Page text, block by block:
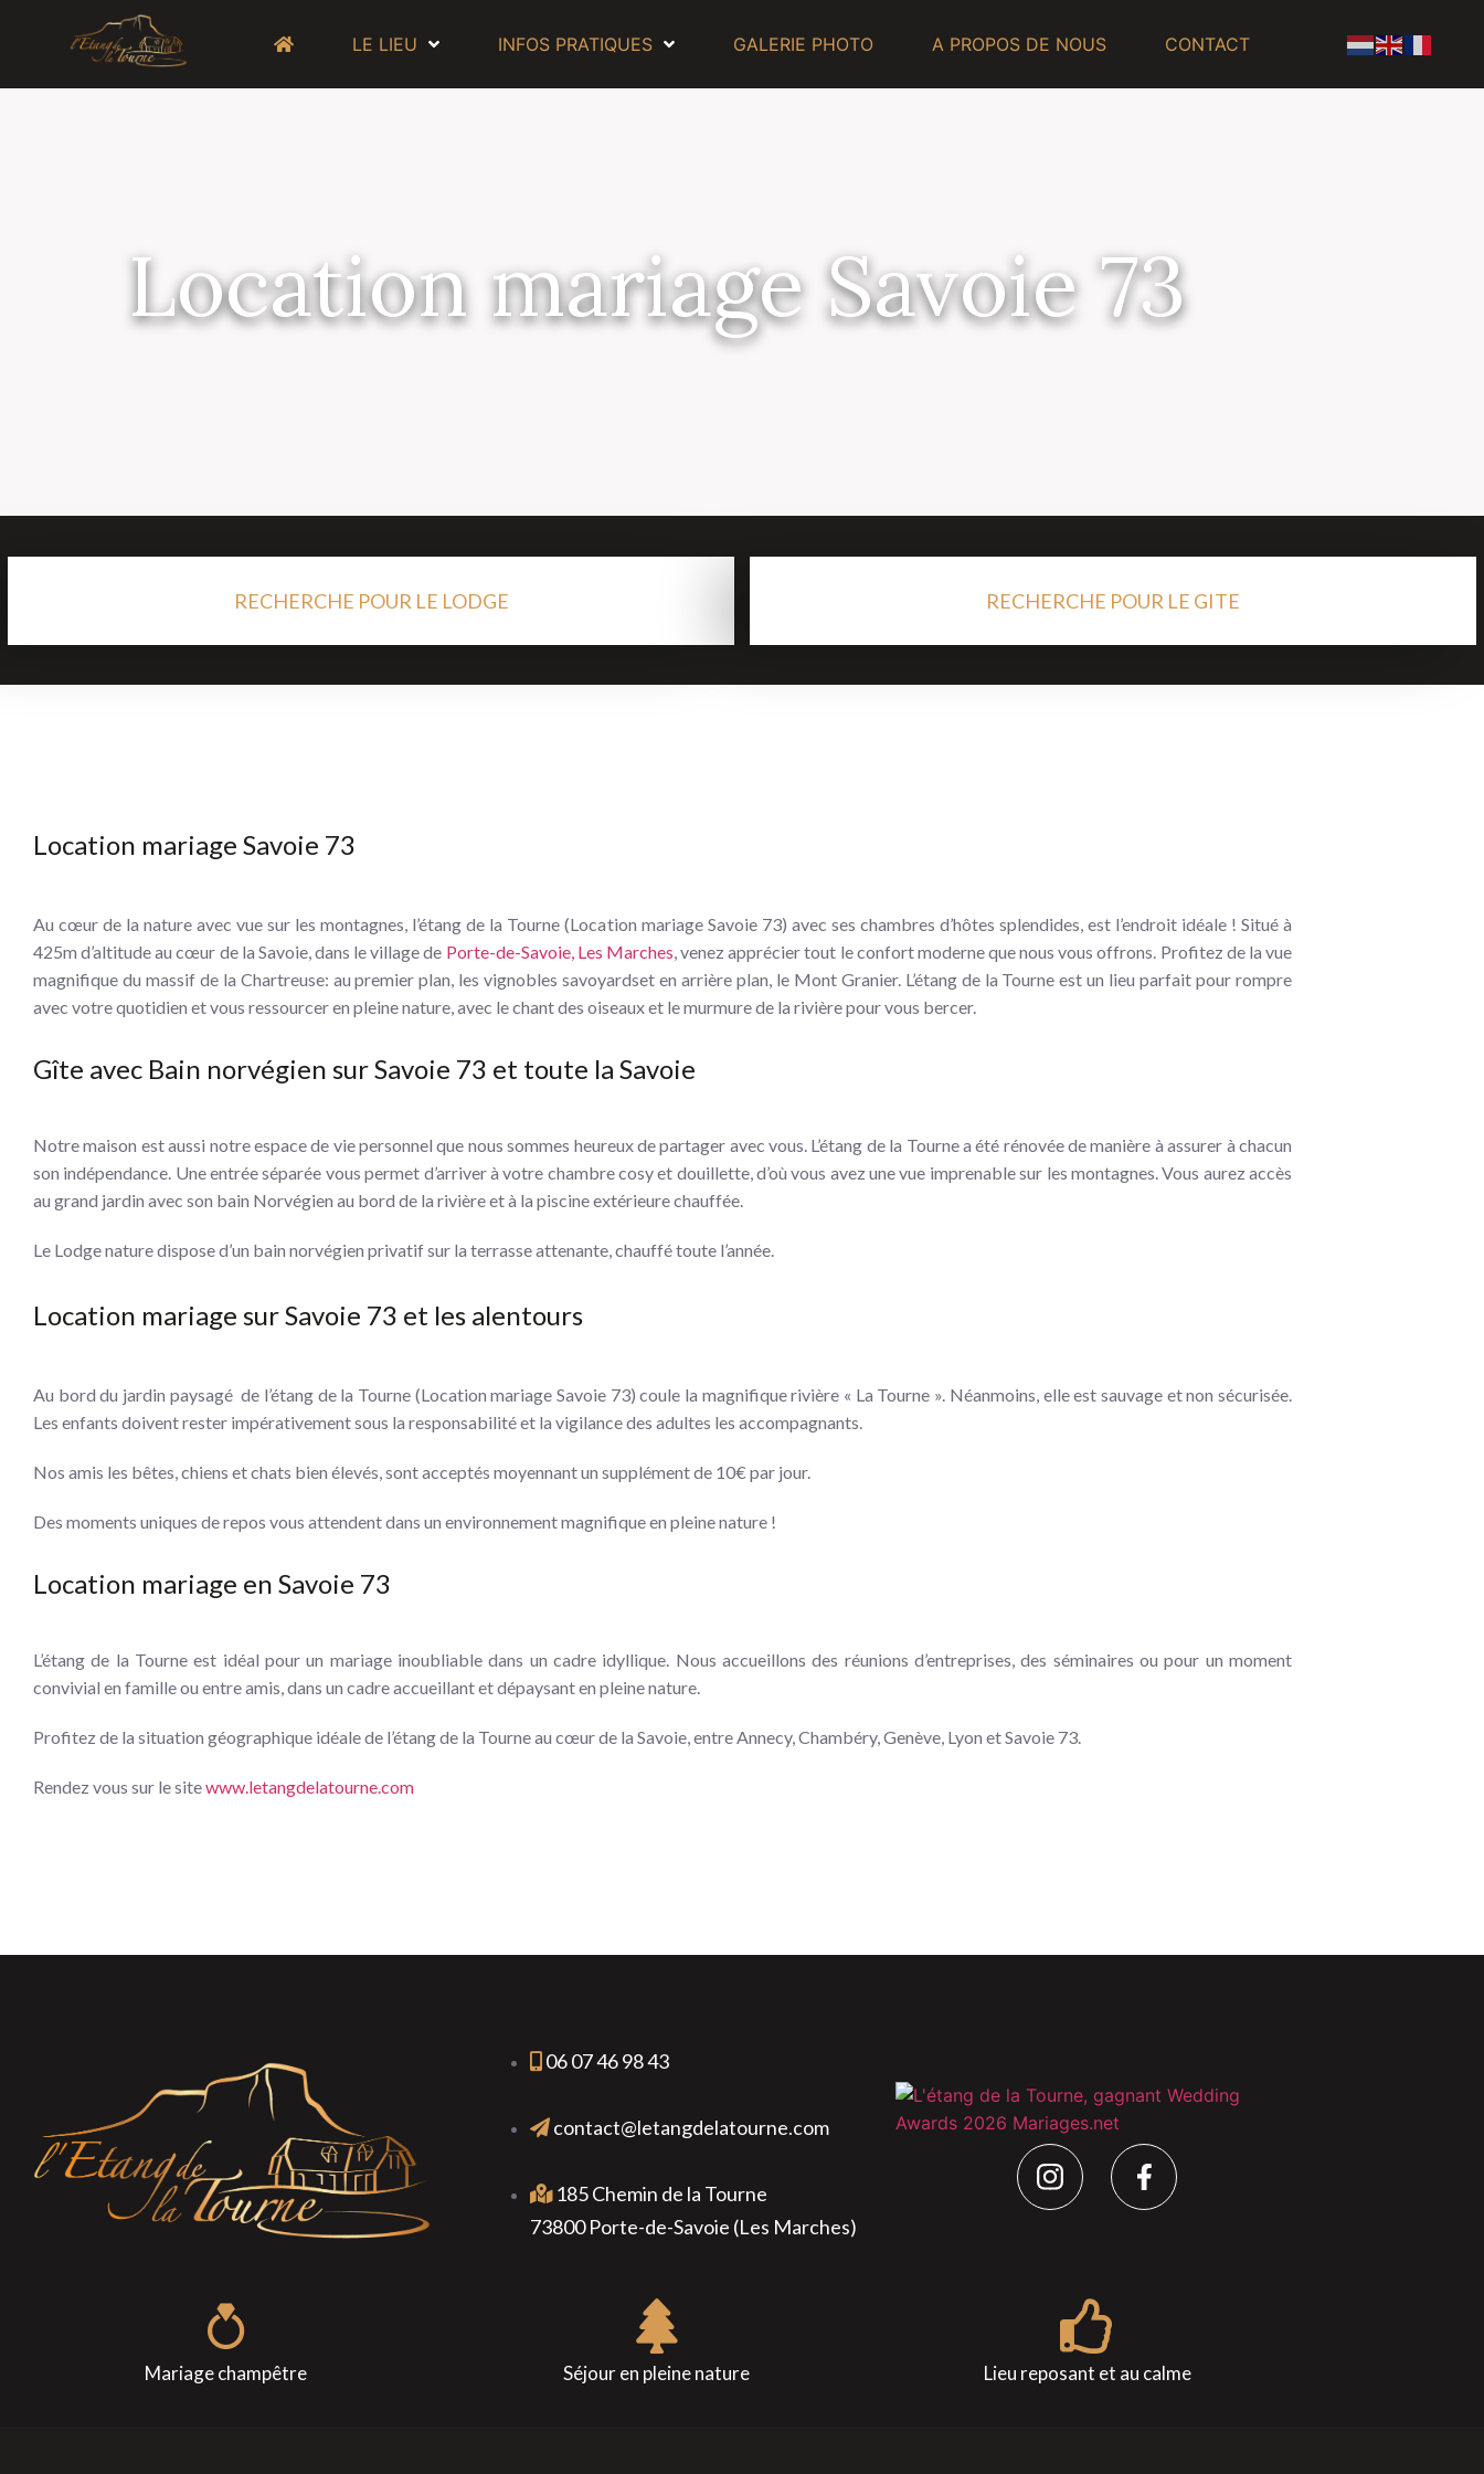
LE LIEU INFOS PRATIQUES GALERIE PHOTO A PROPOS DE NOUS CONTACT
Location mariage Savoie 73
RECHERCHE POUR LE LODGE RECHERCHE POUR LE GITE
Location mariage Savoie 73
Au cœur de la nature avec vue sur les montagnes, l’étang de la Tourne (Location mariage Savoie 73) avec ses chambres d’hôtes splendides, est l’endroit idéale ! Situé à
425m d’altitude au cœur de la Savoie, dans le village de Porte-de-Savoie, Les Marches, venez apprécier tout le confort moderne que nous vous offrons. Profitez de la vue
magnifique du massif de la Chartreuse: au premier plan, les vignobles savoyardset en arrière plan, le Mont Granier. L’étang de la Tourne est un lieu parfait pour rompre
avec votre quotidien et vous ressourcer en pleine nature, avec le chant des oiseaux et le murmure de la rivière pour vous bercer.
Gîte avec Bain norvégien sur Savoie 73 et toute la Savoie
Notre maison est aussi notre espace de vie personnel que nous sommes heureux de partager avec vous. L’étang de la Tourne a été rénovée de manière à assurer à chacun
son indépendance. Une entrée séparée vous permet d’arriver à votre chambre cosy et douillette, d’où vous avez une vue imprenable sur les montagnes. Vous aurez accès
au grand jardin avec son bain Norvégien au bord de la rivière et à la piscine extérieure chauffée.
Le Lodge nature dispose d’un bain norvégien privatif sur la terrasse attenante, chauffé toute l’année.
Location mariage sur Savoie 73 et les alentours
Au bord du jardin paysagé de l’étang de la Tourne (Location mariage Savoie 73) coule la magnifique rivière « La Tourne ». Néanmoins, elle est sauvage et non sécurisée.
Les enfants doivent rester impérativement sous la responsabilité et la vigilance des adultes les accompagnants.
Nos amis les bêtes, chiens et chats bien élevés, sont acceptés moyennant un supplément de 10€ par jour.
Des moments uniques de repos vous attendent dans un environnement magnifique en pleine nature !
Location mariage en Savoie 73
L’étang de la Tourne est idéal pour un mariage inoubliable dans un cadre idyllique. Nous accueillons des réunions d’entreprises, des séminaires ou pour un moment
convivial en famille ou entre amis, dans un cadre accueillant et dépaysant en pleine nature.
Profitez de la situation géographique idéale de l’étang de la Tourne au cœur de la Savoie, entre Annecy, Chambéry, Genève, Lyon et Savoie 73.
Rendez vous sur le sitewww.letangdelatourne.com
06 07 46 98 43
contact@letangdelatourne.com
185 Chemin de la Tourne
73800 Porte-de-Savoie (Les Marches)
Mariage champêtre Séjour en pleine nature Lieu reposant et au calme